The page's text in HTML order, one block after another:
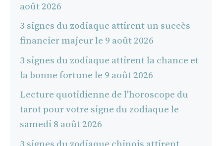
août 2026
3 signes du zodiaque attirent un succès
financier majeur le 9 août 2026
3 signes du zodiaque attirent la chance et
la bonne fortune le 9 août 2026
Lecture quotidienne de l'horoscope du
tarot pour votre signe du zodiaque le
samedi 8 août 2026